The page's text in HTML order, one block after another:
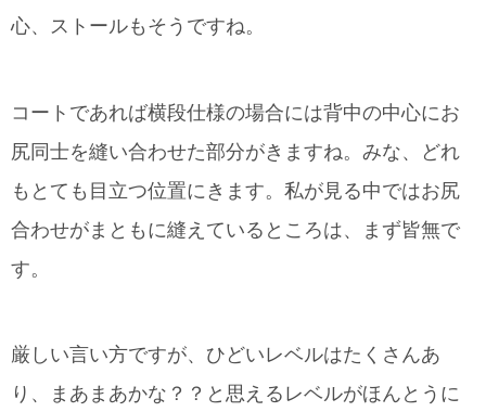
心、ストールもそうですね。
コートであれば横段仕様の場合には背中の中心にお
尻同士を縫い合わせた部分がきますね。みな、どれ
もとても目立つ位置にきます。私が見る中ではお尻
合わせがまともに縫えているところは、まず皆無で
す。
厳しい言い方ですが、ひどいレベルはたくさんあ
り、まあまあかな？？と思えるレベルがほんとうに